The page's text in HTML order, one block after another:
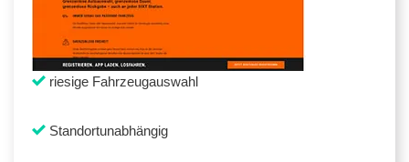
riesige Fahrzeugauswahl
Standortunabhängig